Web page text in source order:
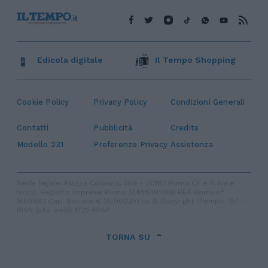
Cookie Policy Privacy Policy Condizioni Generali
Contatti Pubblicità
Credits
Modello 231
Preferenze Privacy Assistenza
Edicola digitale Il Tempo Shopping
TORNA SU